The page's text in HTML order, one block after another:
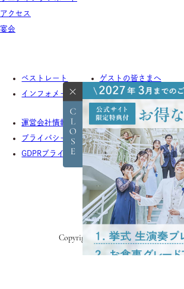
アクセス
宴会
ベストレート
ゲストの皆さまへ
インフォメーション
よくあるご質問
運営会社情報
採用情報
プライバシーポリシーお客様対応ポリシー
GDPRプライバシーポリシー
Copyright © lumiamore. All Rights